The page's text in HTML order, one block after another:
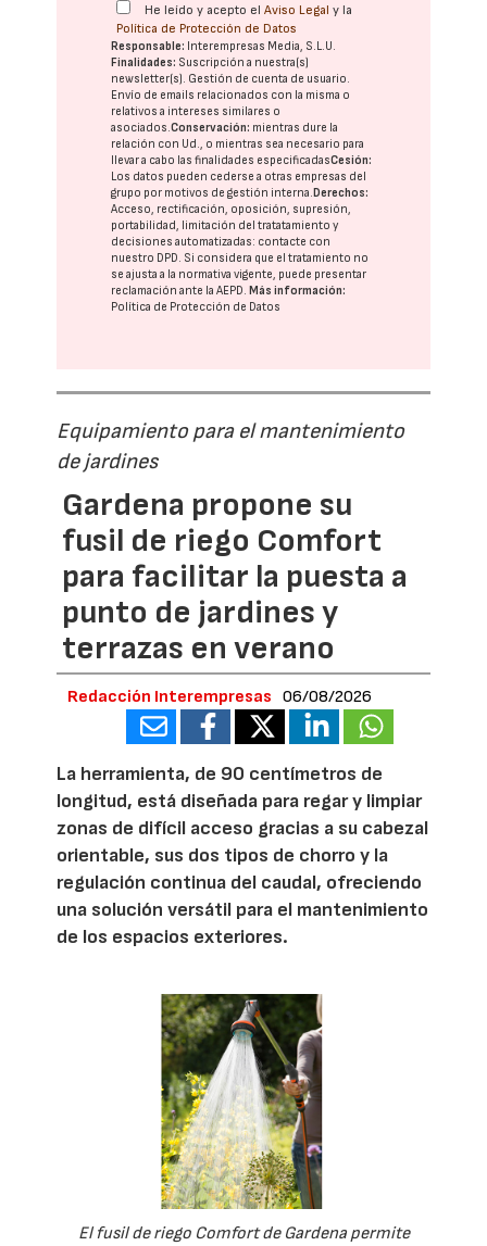
He leído y acepto elAviso Legal y la
Política de Protección de Datos
Responsable: Interempresas Media, S.L.U.
Finalidades: Suscripción a nuestra(s)
newsletter(s). Gestión de cuenta de usuario.
Envío de emails relacionados con la misma o
relativos a intereses similares o
asociados.Conservación: mientras dure la
relación con Ud., o mientras sea necesario para
llevar a cabo las finalidades especificadasCesión:
Los datos pueden cederse a otras empresas del
grupo por motivos de gestión interna.Derechos:
Acceso, rectificación, oposición, supresión,
portabilidad, limitación del tratatamiento y
decisiones automatizadas: contacte con
nuestro DPD . Si considera que el tratamiento no
se ajusta a la normativa vigente, puede presentar
reclamación ante laAEPD .Más información:
Política de Protección de Datos
Equipamiento para el mantenimiento
de jardines
Gardena propone su
fusil de riego Comfort
para facilitar la puesta a
punto de jardines y
terrazas en verano
Redacción Interempresas 06/08/2026
La herramienta, de 90 centímetros de
longitud, está diseñada para regar y limpiar
zonas de difícil acceso gracias a su cabezal
orientable, sus dos tipos de chorro y la
regulación continua del caudal, ofreciendo
una solución versátil para el mantenimiento
de los espacios exteriores.
El fusil de riego Comfort de Gardena permite